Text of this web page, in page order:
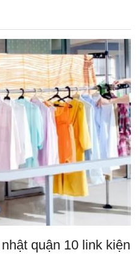
quận 10 link kiện